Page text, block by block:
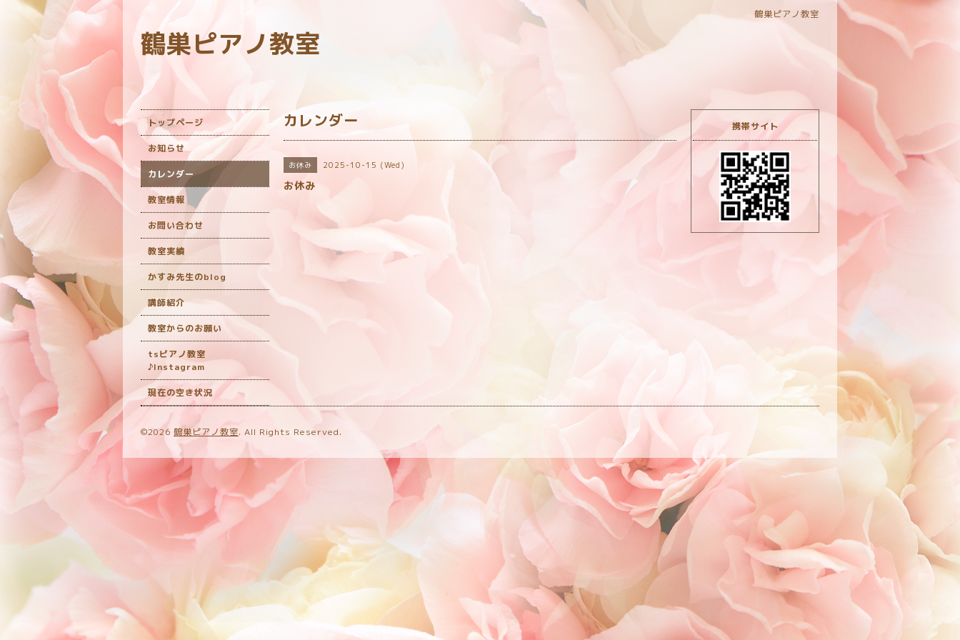
鶴巣ピアノ教室
鶴巣ピアノ教室
カレンダー
お休み 2025-10-15 (Wed)
お休み
トップページ
お知らせ
カレンダー
教室情報
お問い合わせ
教室実績
かすみ先生のblog
講師紹介
教室からのお願い
tsピアノ教室
♪Instagram
現在の空き状況
携帯サイト
©2026 鶴巣ピアノ教室. All Rights Reserved.